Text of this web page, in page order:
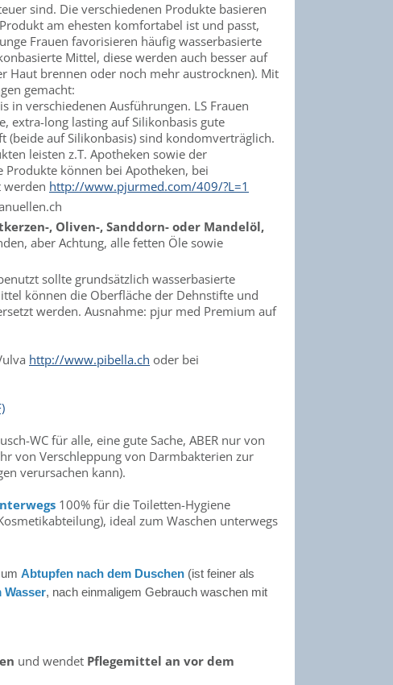
sind. Die verschiedenen Produkte basieren
am ehesten komfortabel ist und passt,
Frauen favorisieren häufig wasserbasierte
Mittel, diese werden auch besser auf
Haut brennen oder noch mehr austrocknen). Mit
gemacht:
in verschiedenen Ausführungen. LS Frauen
extra-long lasting auf Silikonbasis gute
auf Silikonbasis) sind kondomverträglich.
leisten z.T. Apotheken sowie der
Produkte können bei Apotheken, bei
werden http://www.pjurmed.com/409/?L=1
, Oliven-, Sanddorn- oder Mandelöl,
aber Achtung, alle fetten Öle sowie
sollte grundsätzlich wasserbasierte
können die Oberfläche der Dehnstifte und
werden. Ausnahme: pjur med Premium auf
http://www.pibella.ch oder bei
WC für alle, eine gute Sache, ABER nur von
von Verschleppung von Darmbakterien zur
verursachen kann).
100% für die Toiletten-Hygiene
ideal zum Waschen unterwegs
Abtupfen nach dem Duschen (ist feiner als
Wasser, nach einmaligem Gebrauch waschen mit
und wendet Pflegemittel an vor dem